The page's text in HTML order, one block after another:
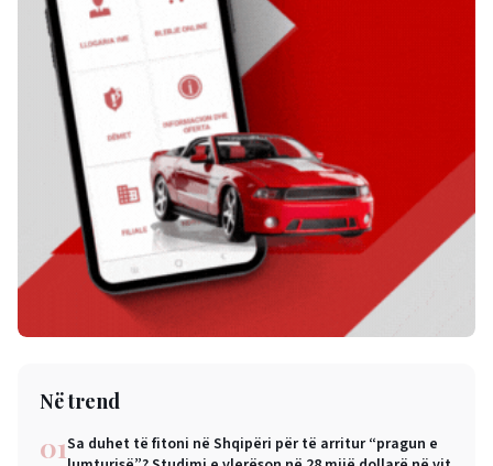
Në trend
01Sa duhet të fitoni në Shqipëri për të arritur “pragun e